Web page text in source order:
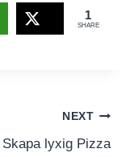
1
SHARE
NEXT
Skapa lyxig Pizza